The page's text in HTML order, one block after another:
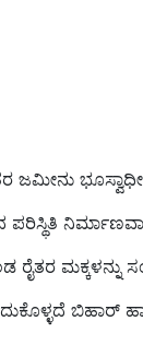
ರೈತರ
ಬಿಹಾರ್
ರೈತರ